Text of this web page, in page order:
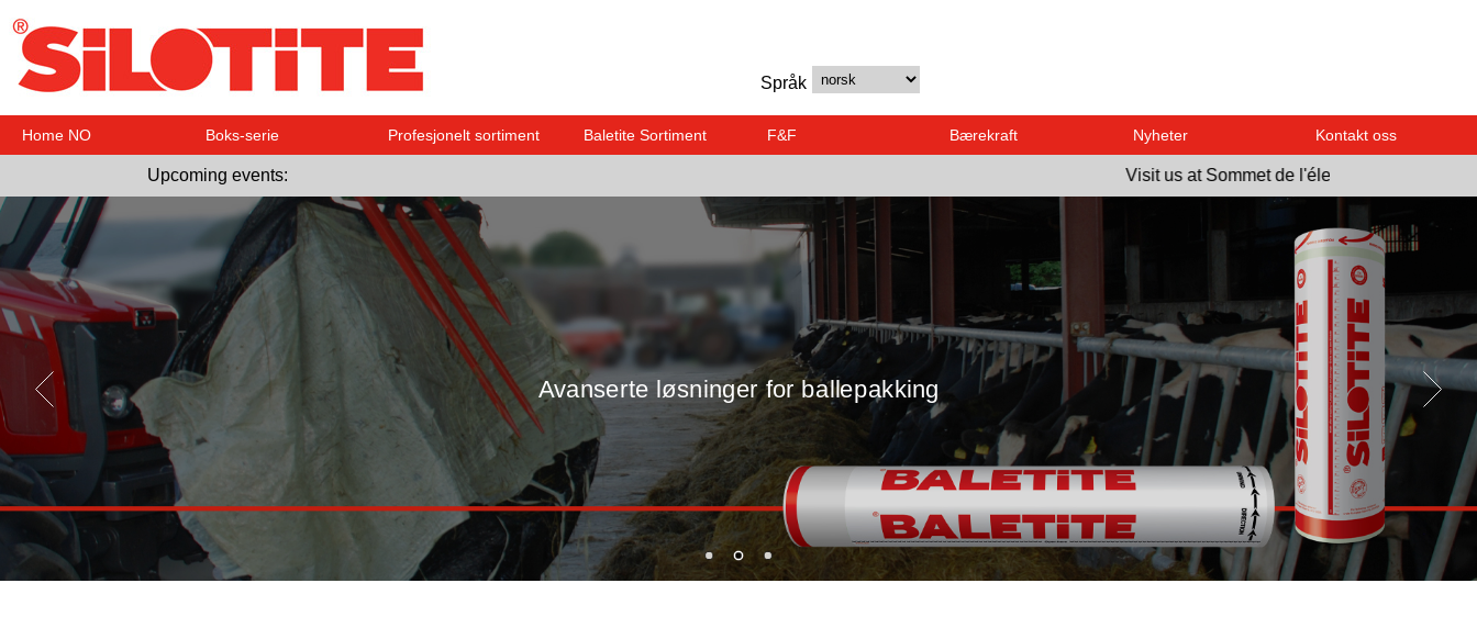
Språk
Home NO Boks-serie Profesjonelt sortiment Baletite Sortiment F&F Bærekraft Nyheter Kontakt oss
Upcoming events: Visit us at Sommet de l'élevage on the 6th of
Avanserte løsninger for ballepakking